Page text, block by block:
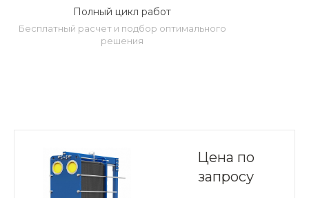
Полный цикл работ
Бесплатный расчет и подбор оптимального
решения
Цена по
запросу